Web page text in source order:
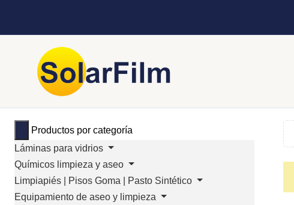
Productos por categoría
Láminas para vidrios
Químicos limpieza y aseo
Limpiapiés | Pisos Goma | Pasto Sintético
Equipamiento de aseo y limpieza